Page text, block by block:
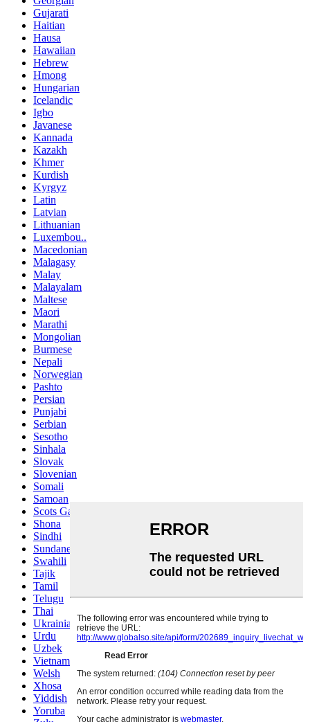
Gujarati
Haitian
Hausa
Hawaiian
Hebrew
Hmong
Hungarian
Icelandic
Igbo
Javanese
Kannada
Kazakh
Khmer
Kurdish
Kyrgyz
Latin
Latvian
Lithuanian
Luxembou..
Macedonian
Malagasy
Malay
Malayalam
Maltese
Maori
Marathi
Mongolian
Burmese
Nepali
Norwegian
Pashto
Persian
Punjabi
Serbian
Sesotho
Sinhala
Slovak
Slovenian
Somali
Samoan
Scots Gaelic
Shona
Sindhi
Sundanese
Swahili
Tajik
Tamil
Telugu
Thai
Ukrainian
Urdu
Uzbek
Vietnamese
Welsh
Xhosa
Yiddish
Yoruba